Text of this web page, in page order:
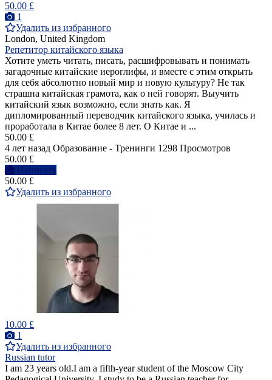
50.00 £
1
Удалить из избранного
London, United Kingdom
Репетитор китайского языка
Хотите уметь читать, писать, расшифровывать и понимать
загадочные китайские иероглифы, и вместе с этим открыть
для себя абсолютно новый мир и новую культуру? Не так
страшна китайская грамота, как о ней говорят. Выучить
китайский язык возможно, если знать как. Я
дипломированный переводчик китайского языка, училась и
проработала в Китае более 8 лет. О Китае и ...
50.00 £
4 лет назад Образование - Тренинги 1298 Просмотров
50.00 £
Написать
50.00 £
Удалить из избранного
10.00 £
1
Удалить из избранного
Russian tutor
I am 23 years old.I am a fifth-year student of the Moscow City